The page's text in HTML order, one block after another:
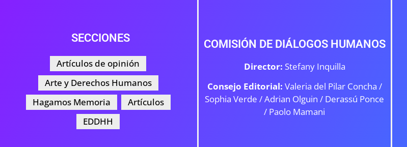
SECCIONES
Artículos de opinión
Arte y Derechos Humanos
Hagamos Memoria
Artículos
EDDHH
COMISIÓN DE DIÁLOGOS HUMANOS
Director: Stefany Inquilla
Consejo Editorial: Valeria del Pilar Concha /
Sophia Verde /Adrian Olguin / Derassú Ponce
/ Paolo Mamani